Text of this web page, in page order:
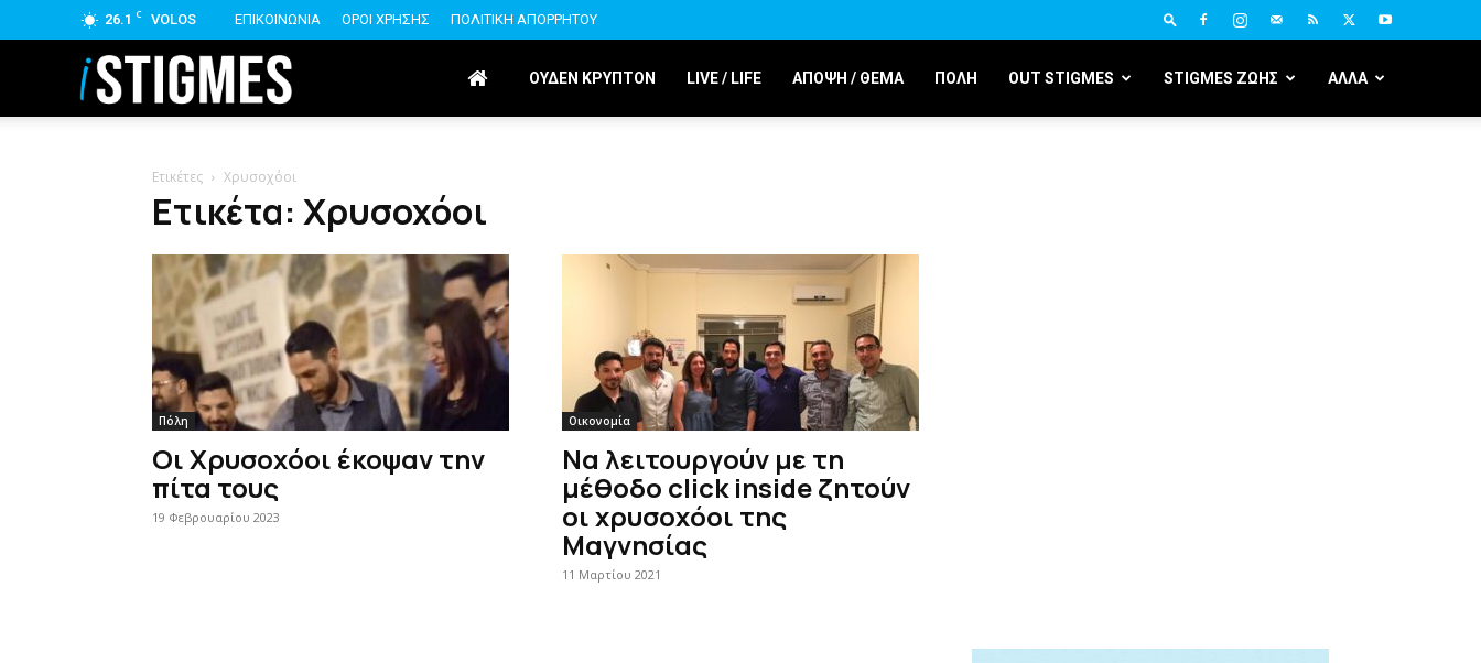
26.1 C VOLOS ΕΠΙΚΟΙΝΩΝΙΑ ΟΡΟΙ ΧΡΗΣΗΣ ΠΟΛΙΤΙΚΗ ΑΠΟΡΡΗΤΟΥ
istigmes ΟΥΔΕΝ ΚΡΥΠΤΟΝ LIVE / LIFE ΑΠΟΨΗ / ΘΕΜΑ ΠΟΛΗ OUT STIGMES STIGMES ΖΩΗΣ ΑΛΛΑ
Ετικέτες Χρυσοχόοι
Ετικέτα: Χρυσοχόοι
Πόλη
Οι Χρυσοχόοι έκοψαν την
πίτα τους
19 Φεβρουαρίου 2023
Οικονομία
Να λειτουργούν με τη
μέθοδο click inside ζητούν
οι χρυσοχόοι της
Μαγνησίας
11 Μαρτίου 2021